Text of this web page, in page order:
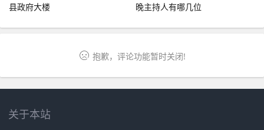
县政府大楼
晚主持人有哪几位
抱歉，评论功能暂时关闭!
关于本站